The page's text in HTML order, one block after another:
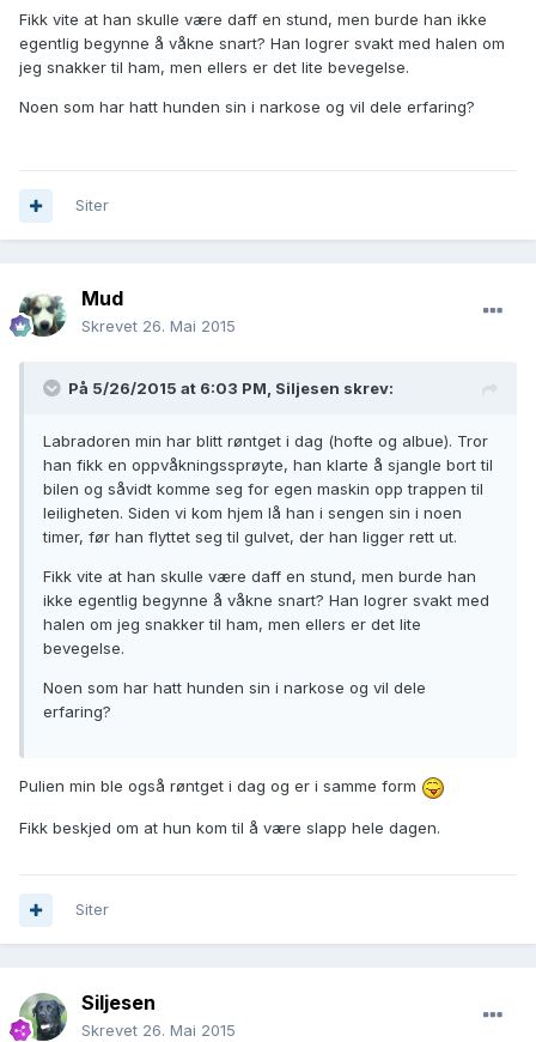
Fikk vite at han skulle være daff en stund, men burde han ikke
egentlig begynne å våkne snart? Han logrer svakt med halen om
jeg snakker til ham, men ellers er det lite bevegelse.
Noen som har hatt hunden sin i narkose og vil dele erfaring?
Siter
Mud
Skrevet 26. Mai 2015
På 5/26/2015 at 6:03 PM, Siljesen skrev:
Labradoren min har blitt røntget i dag (hofte og albue). Tror
han fikk en oppvåkningssprøyte, han klarte å sjangle bort til
bilen og såvidt komme seg for egen maskin opp trappen til
leiligheten. Siden vi kom hjem lå han i sengen sin i noen
timer, før han flyttet seg til gulvet, der han ligger rett ut.
Fikk vite at han skulle være daff en stund, men burde han
ikke egentlig begynne å våkne snart? Han logrer svakt med
halen om jeg snakker til ham, men ellers er det lite
bevegelse.
Noen som har hatt hunden sin i narkose og vil dele
erfaring?
Pulien min ble også røntget i dag og er i samme form
Fikk beskjed om at hun kom til å være slapp hele dagen.
Siter
Siljesen
Skrevet 26. Mai 2015